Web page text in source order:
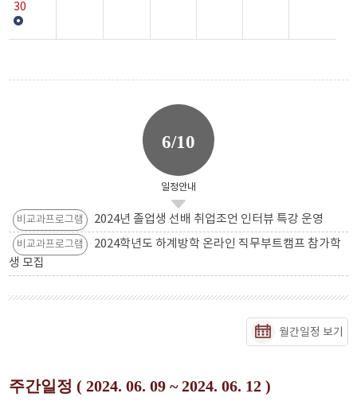
30
6/10
일정안내
비교과프로그램 2024년 졸업생 선배 취업조언 인터뷰 특강 운영
비교과프로그램
2024학년도 하계방학 온라인 직무부트캠프 참가학
생 모집
월간일정 보기
주간일정 ( 2024. 06. 09 ~ 2024. 06. 12 )